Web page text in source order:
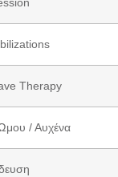
Therapy
/ Αυχένα